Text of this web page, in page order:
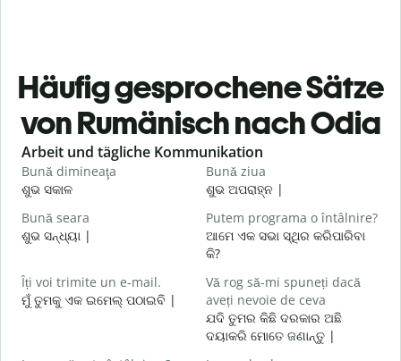
Häufig gesprochene Sätze
von Rumänisch nach Odia
Slide 1 of 6
Arbeit und tägliche Kommunikation
Bună dimineaţa
ଶୁଭ ସକାଳ
Bună ziua
ଶୁଭ ଅପରାହ୍ନ |
Bună seara
ଶୁଭ ସନ୍ଧ୍ୟା |
Putem programa o întâlnire?
ଆମେ ଏକ ସଭା ସ୍ଥିର କରିପାରିବା
କି?
Îți voi trimite un e-mail.
ମୁଁ ତୁମକୁ ଏକ ଇମେଲ୍ ପଠାଇବି |
Vă rog să-mi spuneți dacă
aveți nevoie de ceva
ଯଦି ତୁମର କିଛି ଦରକାର ଅଛି
ଦୟାକରି ମୋତେ ଜଣାନ୍ତୁ |